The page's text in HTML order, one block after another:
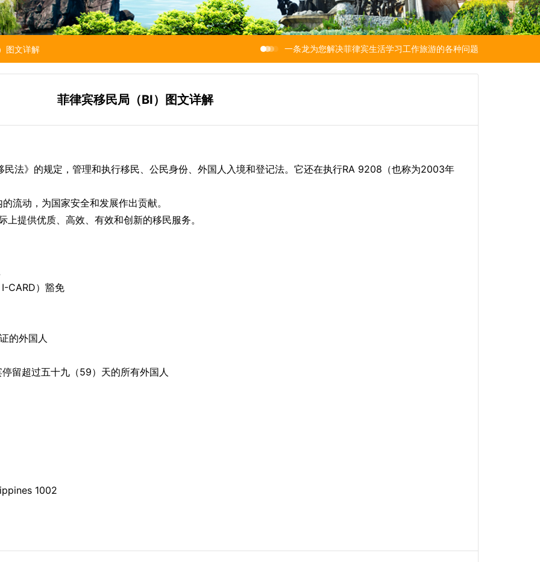
图文详解 一条龙为您解决菲律宾生活学习工作旅游的各种问题
菲律宾移民局（BI）图文详解
法》的规定，管理和执行移民、公民身份、外国人入境和登记法。它还在执行RA 9208（也称为2003年
流动，为国家安全和发展作出贡献。
提供优质、高效、有效和创新的移民服务。
CARD）豁免
的外国人
留超过五十九（59）天的所有外国人
1002